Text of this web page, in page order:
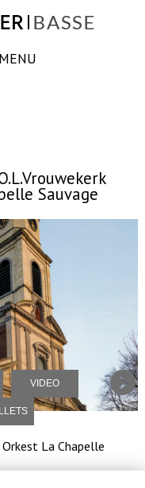
MENU
Sauvage
VIDEO
La Chapelle